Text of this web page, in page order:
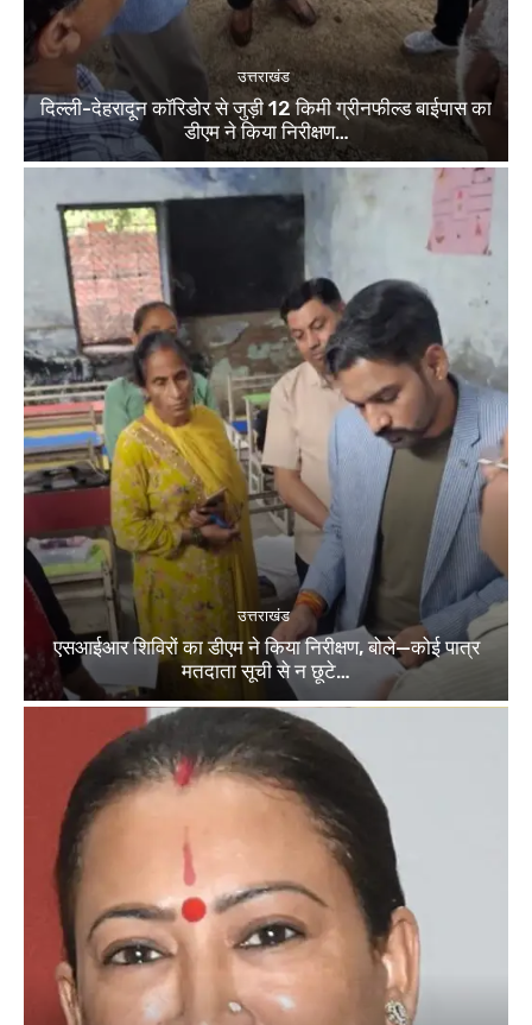
उत्तराखंड
दिल्ली-देहरादून कॉरिडोर से जुड़ी 12 किमी ग्रीनफील्ड बाईपास का
डीएम ने किया निरीक्षण…
उत्तराखंड
एसआईआर शिविरों का डीएम ने किया निरीक्षण, बोले—कोई पात्र
मतदाता सूची से न छूटे…